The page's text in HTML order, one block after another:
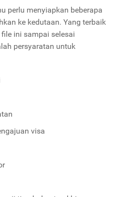
perlu menyiapkan beberapa
ke kedutaan. Yang terbaik
ini sampai selesai
persyaratan untuk
visa